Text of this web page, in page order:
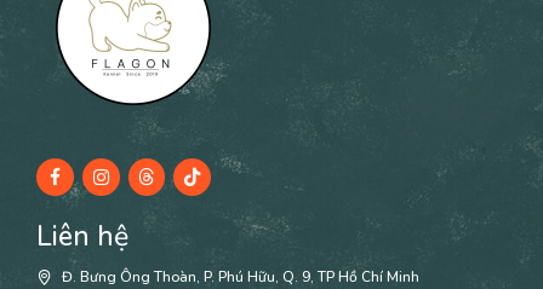
Liên hệ
Đ. Bưng Ông Thoàn, P. Phú Hữu, Q. 9, TP Hồ Chí Minh